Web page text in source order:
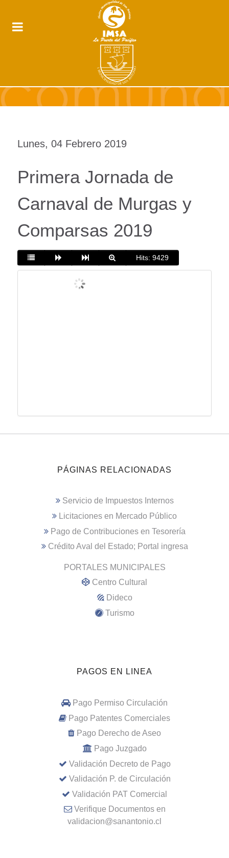
Lunes, 04 Febrero 2019
Primera Jornada de
Carnaval de Murgas y
Comparsas 2019
Hits: 9429
PÁGINAS RELACIONADAS
Servicio de Impuestos Internos
Licitaciones en Mercado Público
Pago de Contribuciones en Tesorería
Crédito Aval del Estado; Portal ingresa
PORTALES MUNICIPALES
Centro Cultural
Dideco
Turismo
PAGOS EN LINEA
Pago Permiso Circulación
Pago Patentes Comerciales
Pago Derecho de Aseo
Pago Juzgado
Validación Decreto de Pago
Validación P. de Circulación
Validación PAT Comercial
Verifique Documentos en
validacion@sanantonio.cl